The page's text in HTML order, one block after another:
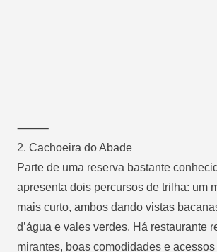
⸻
2. Cachoeira do Abade
Parte de uma reserva bastante
apresenta dois percursos de trilha: um
mais curto, ambos dando vistas
d’água e vales verdes. Há restaurante
mirantes, boas comodidades e